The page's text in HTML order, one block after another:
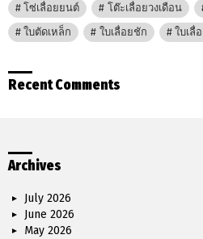
โซ่เลื่อยยนต์
โต๊ะเลื่อยวงเดือน
ใบตัดเหล็ก
ใบเลื่อยชัก ใบเลื่
Recent Comments
Archives
July 2026
June 2026
May 2026